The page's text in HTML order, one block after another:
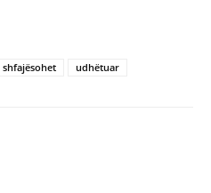
shfajësohet udhëtuar